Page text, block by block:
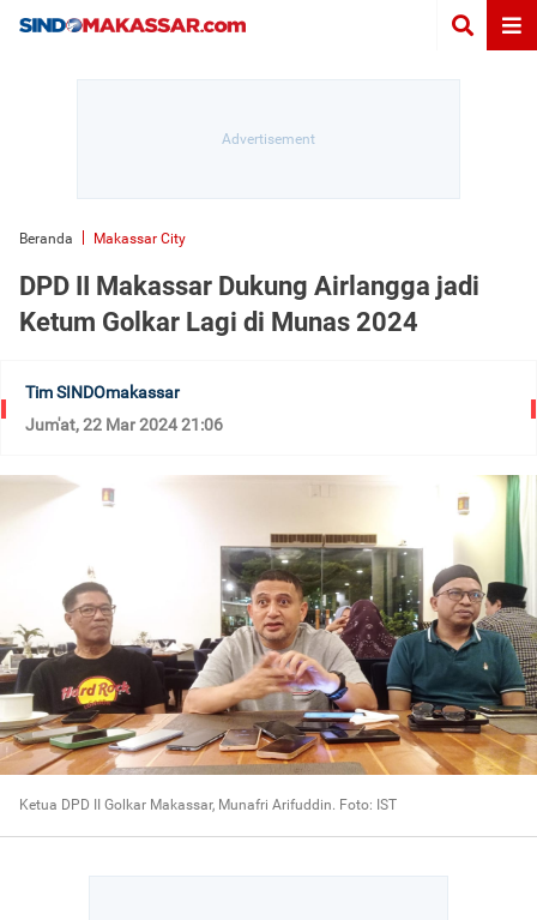
Beranda Makassar City
DPD II Makassar Dukung Airlangga jadi
Ketum Golkar Lagi di Munas 2024
Tim SINDOmakassar
Jum'at, 22 Mar 2024 21:06
Ketua DPD II Golkar Makassar, Munafri Arifuddin. Foto: IST